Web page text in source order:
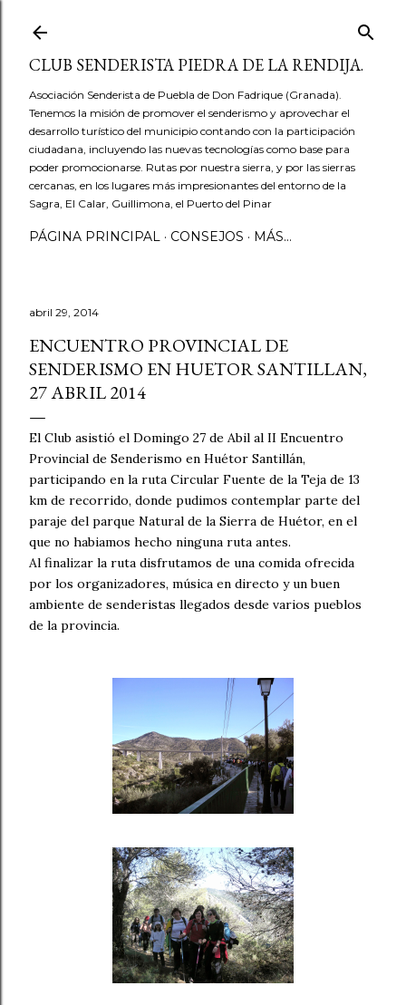
CLUB SENDERISTA PIEDRA DE LA RENDIJA.
Asociación Senderista de Puebla de Don Fadrique (Granada).
Tenemos la misión de promover el senderismo y aprovechar el
desarrollo turístico del municipio contando con la participación
ciudadana, incluyendo las nuevas tecnologías como base para
poder promocionarse. Rutas por nuestra sierra, y por las sierras
cercanas, en los lugares más impresionantes del entorno de la
Sagra, El Calar, Guillimona, el Puerto del Pinar
PÁGINA PRINCIPAL CONSEJOS MÁS…
abril 29, 2014
ENCUENTRO PROVINCIAL DE
SENDERISMO EN HUETOR SANTILLAN,
27 ABRIL 2014
El Club asistió el Domingo 27 de Abil al II Encuentro
Provincial de Senderismo en Huétor Santillán,
participando en la ruta Circular Fuente de la Teja de 13
km de recorrido, donde pudimos contemplar parte del
paraje del parque Natural de la Sierra de Huétor, en el
que no habiamos hecho ninguna ruta antes.
Al finalizar la ruta disfrutamos de una comida ofrecida
por los organizadores, música en directo y un buen
ambiente de senderistas llegados desde varios pueblos
de la provincia.